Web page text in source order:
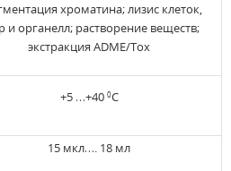
хроматина; лизис клеток,
и органелл; растворение веществ;
экстракция ADME/Tox
+5 …+40 0С
15 мкл…. 18 мл